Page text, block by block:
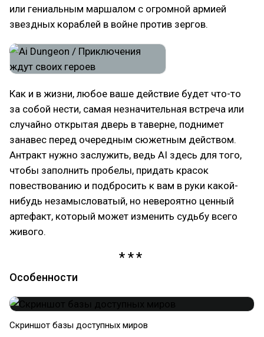
или гениальным маршалом с огромной армией
звездных кораблей в войне против зергов.
Как и в жизни, любое ваше действие будет что-то
за собой нести, самая незначительная встреча или
случайно открытая дверь в таверне, поднимет
занавес перед очередным сюжетным действом.
Антракт нужно заслужить, ведь AI здесь для того,
чтобы заполнить пробелы, придать красок
повествованию и подбросить к вам в руки какой-
нибудь незамысловатый, но невероятно ценный
артефакт, который может изменить судьбу всего
живого.
Особенности
Скриншот базы доступных миров